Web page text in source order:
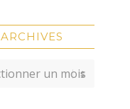
ARCHIVES